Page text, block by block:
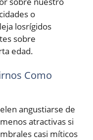
o
losrígidos
sobre
edad.
Como
angustiarse de
atractivas si
casi míticos